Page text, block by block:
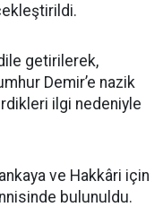
getirilerek,
Demir’e nazik
ilgi nedeniyle
ve Hakkâri için
bulunuldu.